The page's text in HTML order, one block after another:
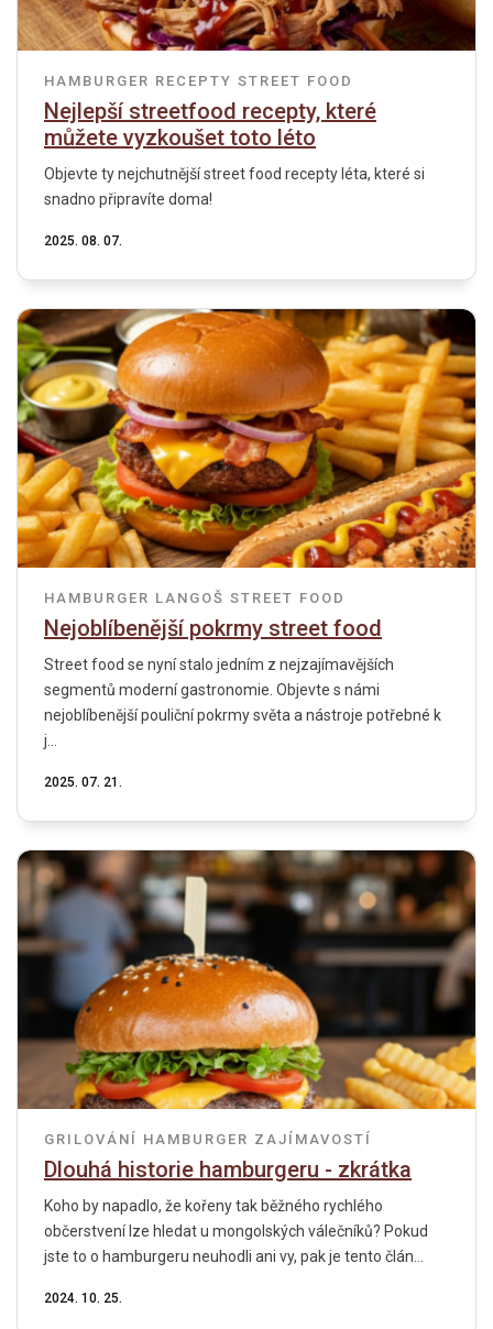
HAMBURGER RECEPTY STREET FOOD
Nejlepší streetfood recepty, které
můžete vyzkoušet toto léto
Objevte ty nejchutnější street food recepty léta, které si
snadno připravíte doma!
2025. 08. 07.
HAMBURGER LANGOŠ STREET FOOD
Nejoblíbenější pokrmy street food
Street food se nyní stalo jedním z nejzajímavějších
segmentů moderní gastronomie. Objevte s námi
nejoblíbenější pouliční pokrmy světa a nástroje potřebné k
j...
2025. 07. 21.
GRILOVÁNÍ HAMBURGER ZAJÍMAVOSTÍ
Dlouhá historie hamburgeru - zkrátka
Koho by napadlo, že kořeny tak běžného rychlého
občerstvení lze hledat u mongolských válečníků? Pokud
jste to o hamburgeru neuhodli ani vy, pak je tento člán...
2024. 10. 25.